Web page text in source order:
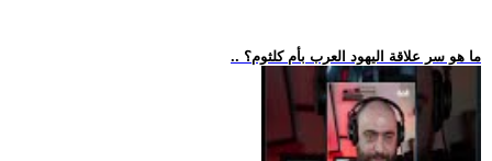
.. ما هو سر علاقة اليهود العرب بأم كلثوم؟